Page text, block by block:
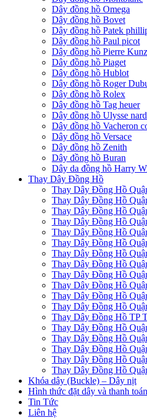
Dây đồng hồ Omega
Dây đồng hồ Bovet
Dây đồng hồ Patek
Dây đồng hồ Paul picot
Dây đồng hồ Pierre Kunz
Dây đồng hồ Piaget
Dây đồng hồ Hublot
Dây đồng hồ Roger
Dây đồng hồ Rolex
Dây đồng hồ Tag heuer
Dây đồng hồ Ulysse
Dây đồng hồ Vacheron
Dây đồng hồ Versace
Dây đồng hồ Zenith
Dây đồng hồ Buran
Dây da đồng hồ Harry
Thay Dây Đồng Hồ
Thay Dây Đồng Hồ
Thay Dây Đồng Hồ
Thay Dây Đồng Hồ
Thay Dây Đồng Hồ
Thay Dây Đồng Hồ
Thay Dây Đồng Hồ
Thay Dây Đồng Hồ
Thay Dây Đồng Hồ
Thay Dây Đồng Hồ
Thay Dây Đồng Hồ
Thay Dây Đồng Hồ
Thay Dây Đồng Hồ
Thay Dây Đồng Hồ TP
Thay Dây Đồng Hồ
Thay Dây Đồng Hồ
Thay Dây Đồng Hồ
Thay Dây Đồng Hồ
Thay Dây Đồng Hồ
Khóa dây (Buckle) – Dây nịt
Hình thức đặt dây và thanh toán
Tin Tức
Liên hệ